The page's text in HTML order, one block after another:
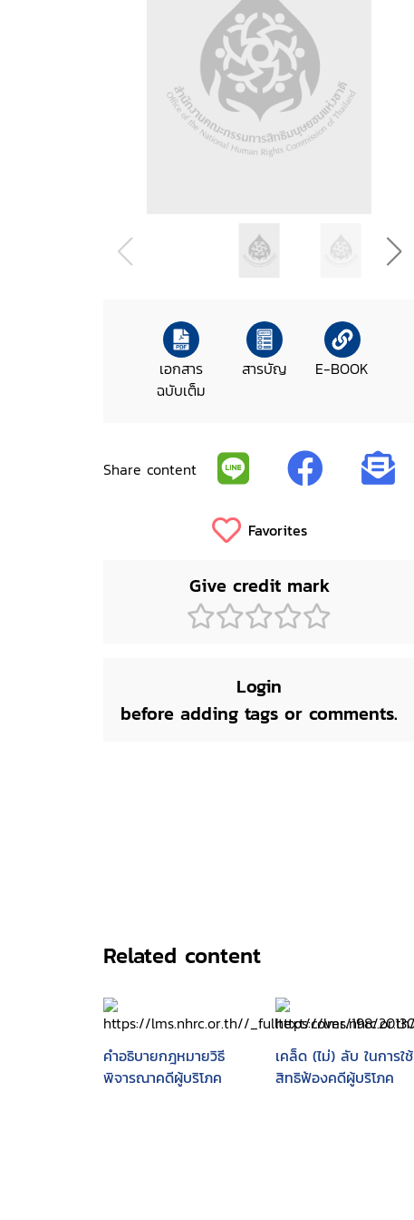
เอกสาร
ฉบับเต็ม
สารบัญ E-BOOK
Share content
Favorites
Give credit mark
Login
before adding tags or comments.
Related content
คำอธิบายกฎหมายวิธี
พิจารณาคดีผู้บริโภค
เคล็ด (ไม่) ลับ ในการใช้
สิทธิฟ้องคดีผู้บริโภค